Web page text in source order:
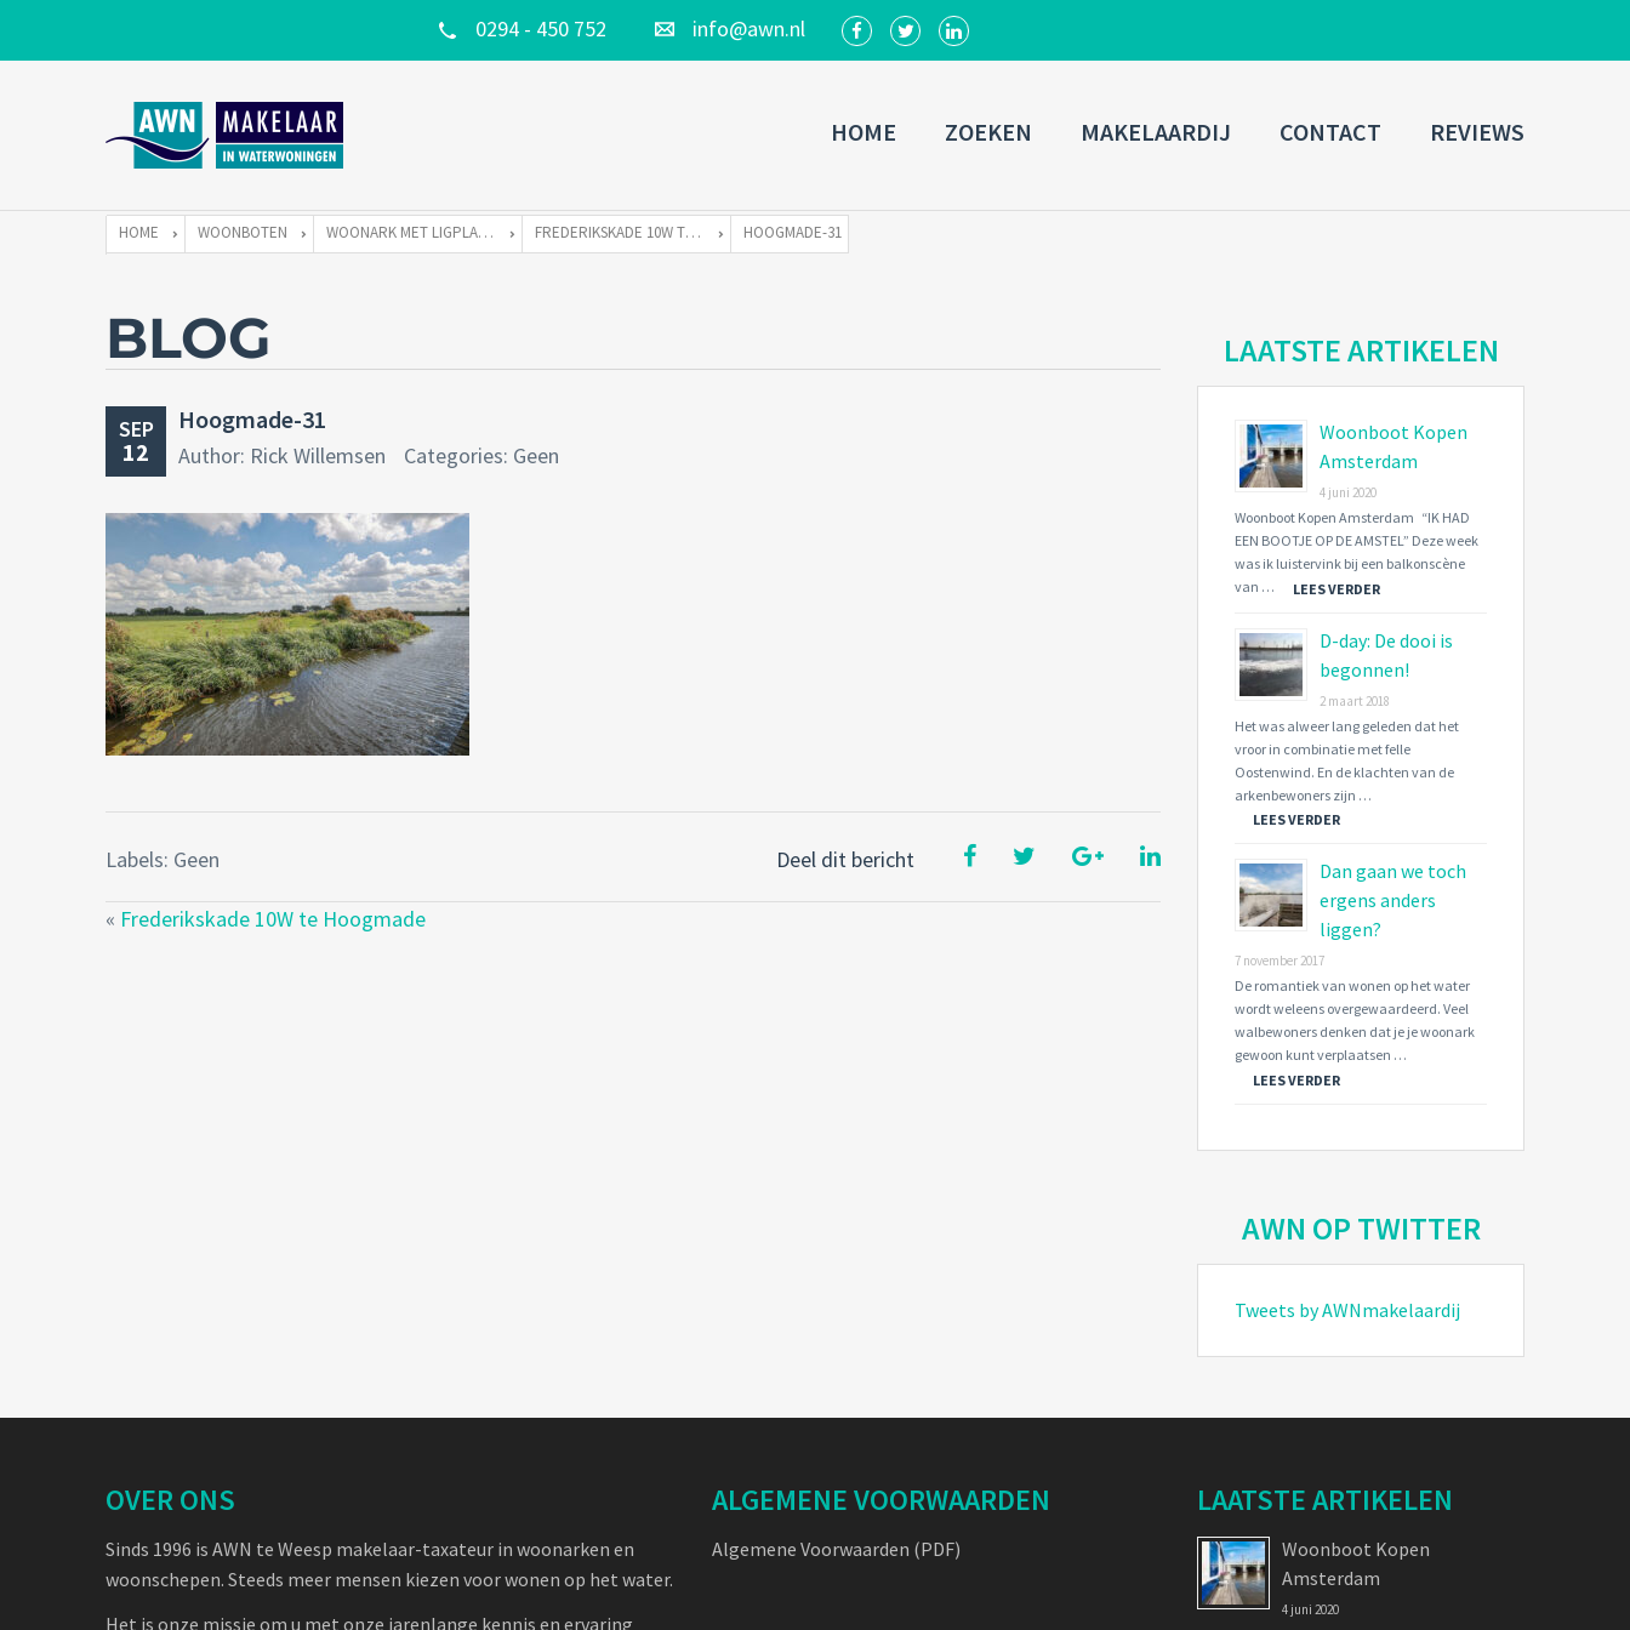
0294 - 450 752 info@awn.nl
Username
Connect with:
Forgot
password? SIGN IN
Remember me
HOME ZOEKEN MAKELAARDIJ CONTACT REVIEWS
HOME WOONBOTEN WOONARK MET LIGPLAATS FREDERIKSKADE 10W TE HOOGMADE HOOGMADE-31
BLOG
SEP
12
Hoogmade-31
Author: Rick Willemsen Categories: Geen
Deel dit bericht
Labels: Geen
« Frederikskade 10W te Hoogmade
LAATSTE ARTIKELEN
Woonboot Kopen
Amsterdam
4 juni 2020
Woonboot Kopen Amsterdam “IK HAD
EEN BOOTJE OP DE AMSTEL” Deze week
was ik luistervink bij een balkonscène
van …
LEES VERDER
D-day: De dooi is
begonnen!
2 maart 2018
Het was alweer lang geleden dat het
vroor in combinatie met felle
Oostenwind. En de klachten van de
arkenbewoners zijn …
LEES VERDER
Dan gaan we toch
ergens anders
liggen?
7 november 2017
De romantiek van wonen op het water
wordt weleens overgewaardeerd. Veel
walbewoners denken dat je je woonark
gewoon kunt verplaatsen …
LEES VERDER
AWN OP TWITTER
Tweets by AWNmakelaardij
OVER ONS
Sinds 1996 is AWN te Weesp makelaar-taxateur in woonarken en
woonschepen. Steeds meer mensen kiezen voor wonen op het water.
Het is onze missie om u met onze jarenlange kennis en ervaring
ALGEMENE VOORWAARDEN
Algemene Voorwaarden (PDF)
LAATSTE ARTIKELEN
Woonboot Kopen
Amsterdam
4 juni 2020